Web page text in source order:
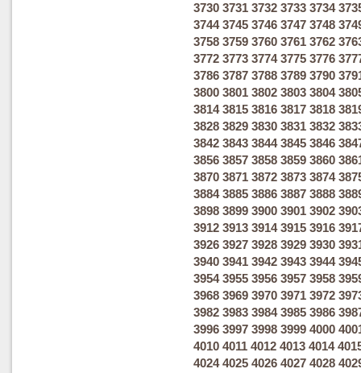
3730 3731 3732 3733 3734
3744 3745 3746 3747 3748
3758 3759 3760 3761 3762
3772 3773 3774 3775 3776
3786 3787 3788 3789 3790
3800 3801 3802 3803 3804
3814 3815 3816 3817 3818
3828 3829 3830 3831 3832
3842 3843 3844 3845 3846
3856 3857 3858 3859 3860
3870 3871 3872 3873 3874
3884 3885 3886 3887 3888
3898 3899 3900 3901 3902
3912 3913 3914 3915 3916
3926 3927 3928 3929 3930
3940 3941 3942 3943 3944
3954 3955 3956 3957 3958
3968 3969 3970 3971 3972
3982 3983 3984 3985 3986
3996 3997 3998 3999 4000
4010 4011 4012 4013 4014
4024 4025 4026 4027 4028